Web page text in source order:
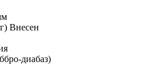
Внесен
диабаз)